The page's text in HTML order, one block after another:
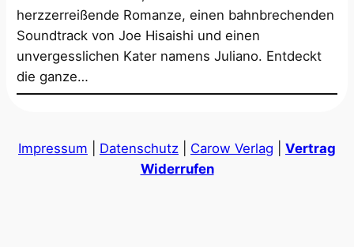
herzzerreißende Romanze, einen bahnbrechenden
Soundtrack von Joe Hisaishi und einen
unvergesslichen Kater namens Juliano. Entdeckt
die ganze…
Impressum Datenschutz Carow Verlag
Vertrag
Widerrufen